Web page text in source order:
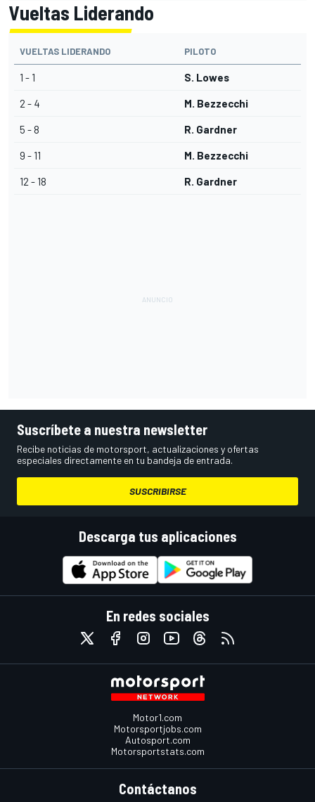
Vueltas Liderando
VUELTAS LIDERANDO PILOTO
1 - 1 S. Lowes
2 - 4 M. Bezzecchi
5 - 8 R. Gardner
9 - 11 M. Bezzecchi
12 - 18 R. Gardner
Suscríbete a nuestra newsletter
Recibe noticias de motorsport, actualizaciones y ofertas
especiales directamente en tu bandeja de entrada.
SUSCRIBIRSE
Descarga tus aplicaciones
En redes sociales
Motor1.com
Motorsportjobs.com
Autosport.com
Motorsportstats.com
Contáctanos